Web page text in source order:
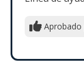
Aprobado